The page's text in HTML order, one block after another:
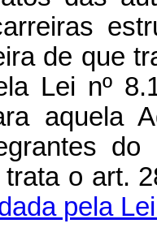
de que
Lei nº
aquela
o art.
pela